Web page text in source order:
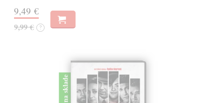
9,49 €
9,99 € ?
na sklade